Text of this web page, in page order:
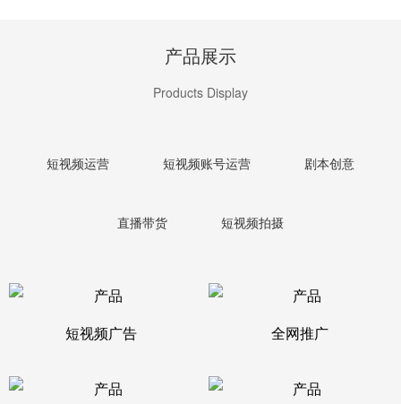
产品展示
Products Display
短视频运营 短视频账号运营 剧本创意
直播带货 短视频拍摄
短视频广告 全网推广